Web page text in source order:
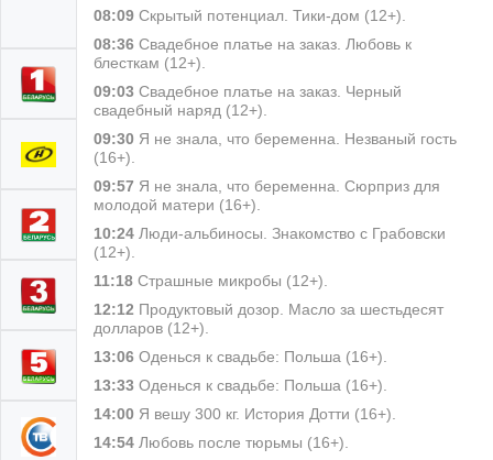
08:09 Скрытый потенциал. Тики-дом (12+).
08:36 Свадебное платье на заказ. Любовь к
блесткам (12+).
09:03 Свадебное платье на заказ. Черный
свадебный наряд (12+).
09:30 Я не знала, что беременна. Незваный гость
(16+).
09:57 Я не знала, что беременна. Сюрприз для
молодой матери (16+).
10:24 Люди-альбиносы. Знакомство с Грабовски
(12+).
11:18 Страшные микробы (12+).
12:12 Продуктовый дозор. Масло за шестьдесят
долларов (12+).
13:06 Оденься к свадьбе: Польша (16+).
13:33 Оденься к свадьбе: Польша (16+).
14:00 Я вешу 300 кг. История Дотти (16+).
14:54 Любовь после тюрьмы (16+).